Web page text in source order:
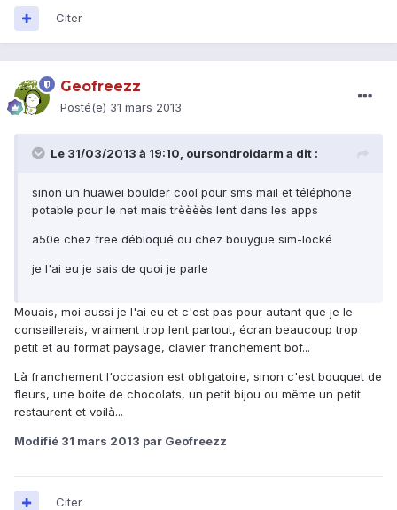
Citer
Geofreezz
Posté(e) 31 mars 2013
Le 31/03/2013 à 19:10, oursondroidarm a dit :
sinon un huawei boulder cool pour sms mail et téléphone
potable pour le net mais trèèèès lent dans les apps
a50e chez free débloqué ou chez bouygue sim-locké
je l'ai eu je sais de quoi je parle
Mouais, moi aussi je l'ai eu et c'est pas pour autant que je le
conseillerais, vraiment trop lent partout, écran beaucoup trop
petit et au format paysage, clavier franchement bof...
Là franchement l'occasion est obligatoire, sinon c'est bouquet de
fleurs, une boite de chocolats, un petit bijou ou même un petit
restaurent et voilà...
Modifié 31 mars 2013 par Geofreezz
Citer